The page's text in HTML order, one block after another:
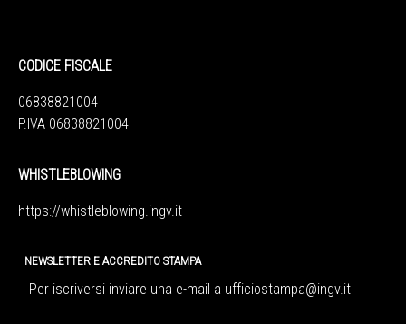
CODICE FISCALE
06838821004
P.IVA 06838821004
WHISTLEBLOWING
https://whistleblowing.ingv.it
NEWSLETTER E ACCREDITO STAMPA
Per iscriversi inviare una e-mail a ufficiostampa@ingv.it